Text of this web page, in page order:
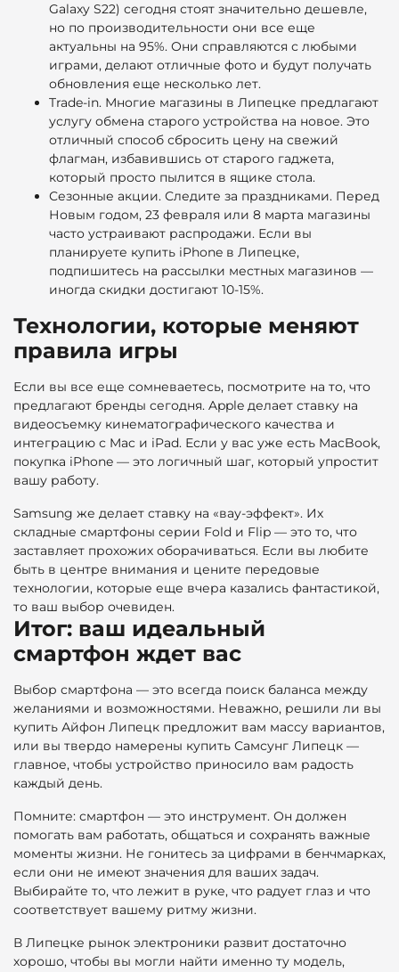
Galaxy S22) сегодня стоят значительно дешевле,
но по производительности они все еще
актуальны на 95%. Они справляются с любыми
играми, делают отличные фото и будут получать
обновления еще несколько лет.
Trade-in. Многие магазины в Липецке предлагают
услугу обмена старого устройства на новое. Это
отличный способ сбросить цену на свежий
флагман, избавившись от старого гаджета,
который просто пылится в ящике стола.
Сезонные акции. Следите за праздниками. Перед
Новым годом, 23 февраля или 8 марта магазины
часто устраивают распродажи. Если вы
планируете купить iPhone в Липецке,
подпишитесь на рассылки местных магазинов —
иногда скидки достигают 10-15%.
Технологии, которые меняют
правила игры
Если вы все еще сомневаетесь, посмотрите на то, что
предлагают бренды сегодня. Apple делает ставку на
видеосъемку кинематографического качества и
интеграцию с Mac и iPad. Если у вас уже есть MacBook,
покупка iPhone — это логичный шаг, который упростит
вашу работу.
Samsung же делает ставку на «вау-эффект». Их
складные смартфоны серии Fold и Flip — это то, что
заставляет прохожих оборачиваться. Если вы любите
быть в центре внимания и цените передовые
технологии, которые еще вчера казались фантастикой,
то ваш выбор очевиден.
Итог: ваш идеальный
смартфон ждет вас
Выбор смартфона — это всегда поиск баланса между
желаниями и возможностями. Неважно, решили ли вы
купить Айфон Липецк предложит вам массу вариантов,
или вы твердо намерены купить Самсунг Липецк —
главное, чтобы устройство приносило вам радость
каждый день.
Помните: смартфон — это инструмент. Он должен
помогать вам работать, общаться и сохранять важные
моменты жизни. Не гонитесь за цифрами в бенчмарках,
если они не имеют значения для ваших задач.
Выбирайте то, что лежит в руке, что радует глаз и что
соответствует вашему ритму жизни.
В Липецке рынок электроники развит достаточно
хорошо, чтобы вы могли найти именно ту модель,